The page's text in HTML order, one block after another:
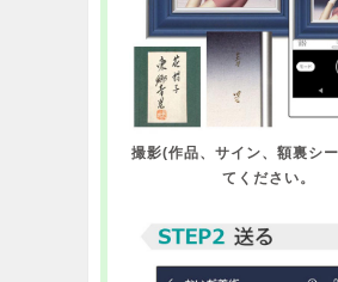
撮影(作品、サイン、額裏シ
てください。